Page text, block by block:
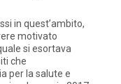
in quest’ambito,
motivato
si esortava
che
per la salute e